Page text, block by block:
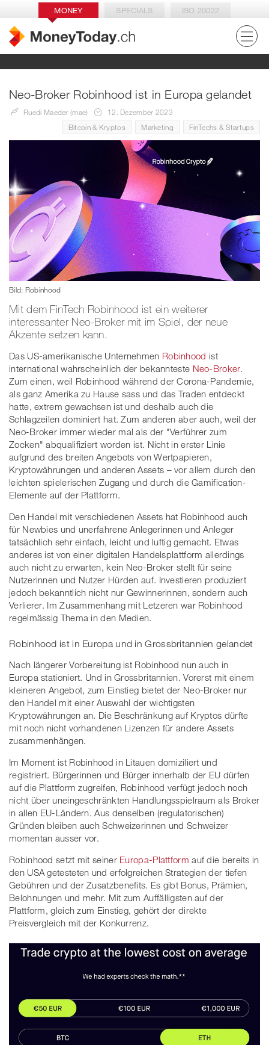
MONEY SPECIALS ISO 20022
Neo-Broker Robinhood ist in Europa gelandet
Ruedi Maeder (mae)
12. Dezember 2023
Bitcoin & Kryptos
Marketing FinTechs & Startups
Bild: Robinhood
Mit dem FinTech Robinhood ist ein weiterer
interessanter Neo-Broker mit im Spiel, der neue
Akzente setzen kann.
Das US-amerikanische Unternehmen Robinhood ist
international wahrscheinlich der bekannteste Neo-Broker.
Zum einen, weil Robinhood während der Corona-Pandemie,
als ganz Amerika zu Hause sass und das Traden entdeckt
hatte, extrem gewachsen ist und deshalb auch die
Schlagzeilen dominiert hat. Zum anderen aber auch, weil der
Neo-Broker immer wieder mal als der "Verführer zum
Zocken" abqualifiziert worden ist. Nicht in erster Linie
aufgrund des breiten Angebots von Wertpapieren,
Kryptowährungen und anderen Assets – vor allem durch den
leichten spielerischen Zugang und durch die Gamification-
Elemente auf der Plattform.
Den Handel mit verschiedenen Assets hat Robinhood auch
für Newbies und unerfahrene Anlegerinnen und Anleger
tatsächlich sehr einfach, leicht und luftig gemacht. Etwas
anderes ist von einer digitalen Handelsplattform allerdings
auch nicht zu erwarten, kein Neo-Broker stellt für seine
Nutzerinnen und Nutzer Hürden auf. Investieren produziert
jedoch bekanntlich nicht nur Gewinnerinnen, sondern auch
Verlierer. Im Zusammenhang mit Letzeren war Robinhood
regelmässig Thema in den Medien.
Robinhood ist in Europa und in Grossbritannien gelandet
Nach längerer Vorbereitung ist Robinhood nun auch in
Europa stationiert. Und in Grossbritannien. Vorerst mit einem
kleineren Angebot, zum Einstieg bietet der Neo-Broker nur
den Handel mit einer Auswahl der wichtigsten
Kryptowährungen an. Die Beschränkung auf Kryptos dürfte
mit noch nicht vorhandenen Lizenzen für andere Assets
zusammenhängen.
Im Moment ist Robinhood in Litauen domiziliert und
registriert. Bürgerinnen und Bürger innerhalb der EU dürfen
auf die Plattform zugreifen, Robinhood verfügt jedoch noch
nicht über uneingeschränkten Handlungsspielraum als Broker
in allen EU-Ländern. Aus denselben (regulatorischen)
Gründen bleiben auch Schweizerinnen und Schweizer
momentan ausser vor.
Robinhood setzt mit seiner Europa-Plattform auf die bereits in
den USA getesteten und erfolgreichen Strategien der tiefen
Gebühren und der Zusatzbenefits. Es gibt Bonus, Prämien,
Belohnungen und mehr. Mit zum Auffälligsten auf der
Plattform, gleich zum Einstieg, gehört der direkte
Preisvergleich mit der Konkurrenz.